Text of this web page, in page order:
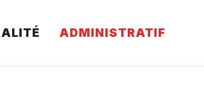
ADMINISTRATIF